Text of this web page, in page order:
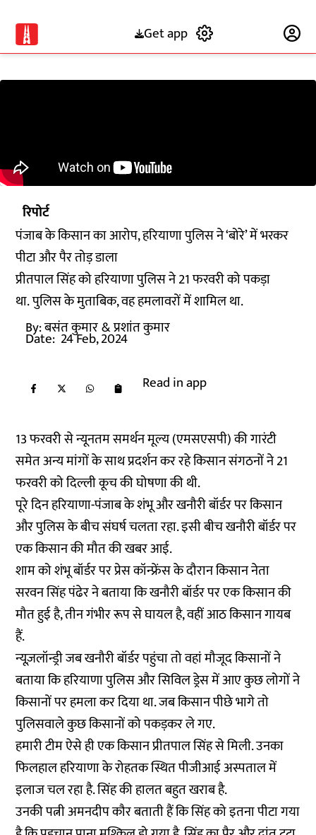
Get app
रिपोर्ट
पंजाब के किसान का आरोप, हरियाणा पुलिस ने ‘बोरे’ में भरकर
पीटा और पैर तोड़ डाला
प्रीतपाल सिंह को हरियाणा पुलिस ने 21 फरवरी को पकड़ा
था. पुलिस के मुताबिक, वह हमलावरों में शामिल था.
By:बसंत कुमार& प्रशांत कुमार
Date: 24 Feb, 2024
Read in app
13 फरवरी से न्यूनतम समर्थन मूल्य (एमसएसपी) की गारंटी
समेत अन्य मांगों के साथ प्रदर्शन कर रहे किसान संगठनों ने 21
फरवरी को दिल्ली कूच की घोषणा की थी.
पूरे दिन हरियाणा-पंजाब के शंभू और खनौरी बॉर्डर पर किसान
और पुलिस के बीच संघर्ष चलता रहा. इसी बीच खनौरी बॉर्डर पर
एक किसान की मौत की खबर आई.
शाम को शंभू बॉर्डर पर प्रेस कॉन्फ्रेंस के दौरान किसान नेता
सरवन सिंह पंढेर ने बताया कि खनौरी बॉर्डर पर एक किसान की
मौत हुई है, तीन गंभीर रूप से घायल है, वहीं आठ किसान गायब
हैं.
न्यूज़लॉन्ड्री जब खनौरी बॉर्डर पहुंचा तो वहां मौजूद किसानों ने
बताया कि हरियाणा पुलिस और सिविल ड्रेस में आए कुछ लोगों ने
किसानों पर हमला कर दिया था. जब किसान पीछे भागे तो
पुलिसवाले कुछ किसानों को पकड़कर ले गए.
हमारी टीम ऐसे ही एक किसान प्रीतपाल सिंह से मिली. उनका
फिलहाल हरियाणा के रोहतक स्थित पीजीआई अस्पताल में
इलाज चल रहा है. सिंह की हालत बहुत खराब है.
उनकी पत्नी अमनदीप कौर बताती हैं कि सिंह को इतना पीटा गया